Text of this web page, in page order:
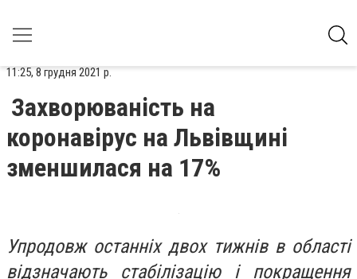
11:25, 8 грудня 2021 р.
Захворюваність на
коронавірус на Львівщині
зменшилася на 17%
Упродовж останніх двох тижнів в області
відзначають стабілізацію і покращення